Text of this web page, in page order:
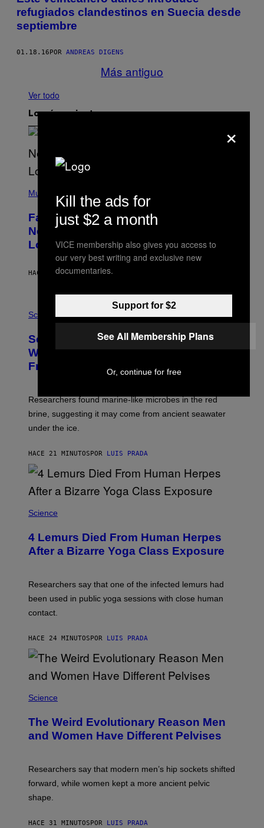
refugiados clandestinos en Suecia desde
septiembre
01.18.16 POR ANDREAS DIGENS
Más antiguo
Ver todo
Lo más reciente
P
T
O
B
S
M
I
N
/
E
Y
I
M
G
)
Music
Fans Are Claiming Usher Skipped His
New York Performance and Sent in a
Lookalike Instead
HACE 17 MINUTOSPORCALEB CATLIN
H
O
:
M
A
A
L
T
/
A
F
V
A
G
T
Y
G
E
Science
Scientists May Have Finally Found
Where Antarctica’s Blood Falls Comes
From
Researchers found marine-like microbes in the red
brine, suggesting it may come from ancient seawater
under the ice.
HACE 21 MINUTOS POR LUIS PRADA
Science
4 Lemurs Died From Human Herpes
After a Bizarre Yoga Class Exposure
Researchers say that one of the infected lemurs had
been used in public yoga sessions with close human
contact.
HACE 24 MINUTOS POR LUIS PRADA
Science
The Weird Evolutionary Reason Men
and Women Have Different Pelvises
Researchers say that modern men’s hip sockets shifted
forward, while women kept a more ancient pelvic
shape.
HACE 31 MINUTOS POR LUIS PRADA
×
Kill the ads for
just $2 a month
VICE membership also gives you access to
our very best writing and exclusive new
documentaries.
Support for $2
See All Membership Plans
Or, continue for free